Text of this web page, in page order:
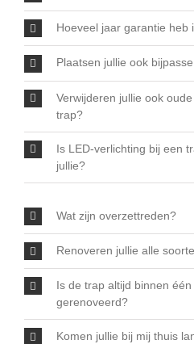
Hoeveel jaar garantie heb
Plaatsen jullie ook
Verwijderen jullie ook
trap?
Is LED-verlichting bij een
jullie?
Wat zijn overzettreden?
Renoveren jullie alle
Is de trap altijd binnen
gerenoveerd?
Komen jullie bij mij thuis